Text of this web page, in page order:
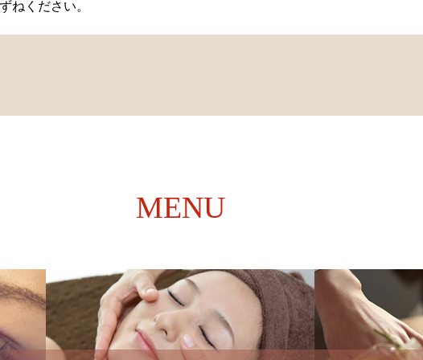
ねください。
MENU